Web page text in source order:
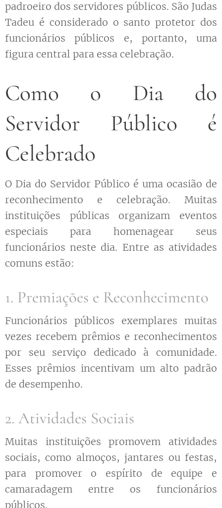
padroeiro dos servidores públicos. São Judas
Tadeu é considerado o santo protetor dos
funcionários públicos e, portanto, uma
figura central para essa celebração.
Como o Dia do
Servidor Público é
Celebrado
O Dia do Servidor Público é uma ocasião de
reconhecimento e celebração. Muitas
instituições públicas organizam eventos
especiais para homenagear seus
funcionários neste dia. Entre as atividades
comuns estão:
1. Premiações e Reconhecimento
Funcionários públicos exemplares muitas
vezes recebem prêmios e reconhecimentos
por seu serviço dedicado à comunidade.
Esses prêmios incentivam um alto padrão
de desempenho.
2. Atividades Sociais
Muitas instituições promovem atividades
sociais, como almoços, jantares ou festas,
para promover o espírito de equipe e
camaradagem entre os funcionários
públicos.